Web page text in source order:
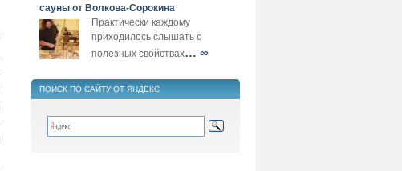
сауны от Волкова-Сорокина
Практически каждому
приходилось слышать о
полезных свойствах… ∞
ПОИСК ПО САЙТУ ОТ ЯНДЕКС